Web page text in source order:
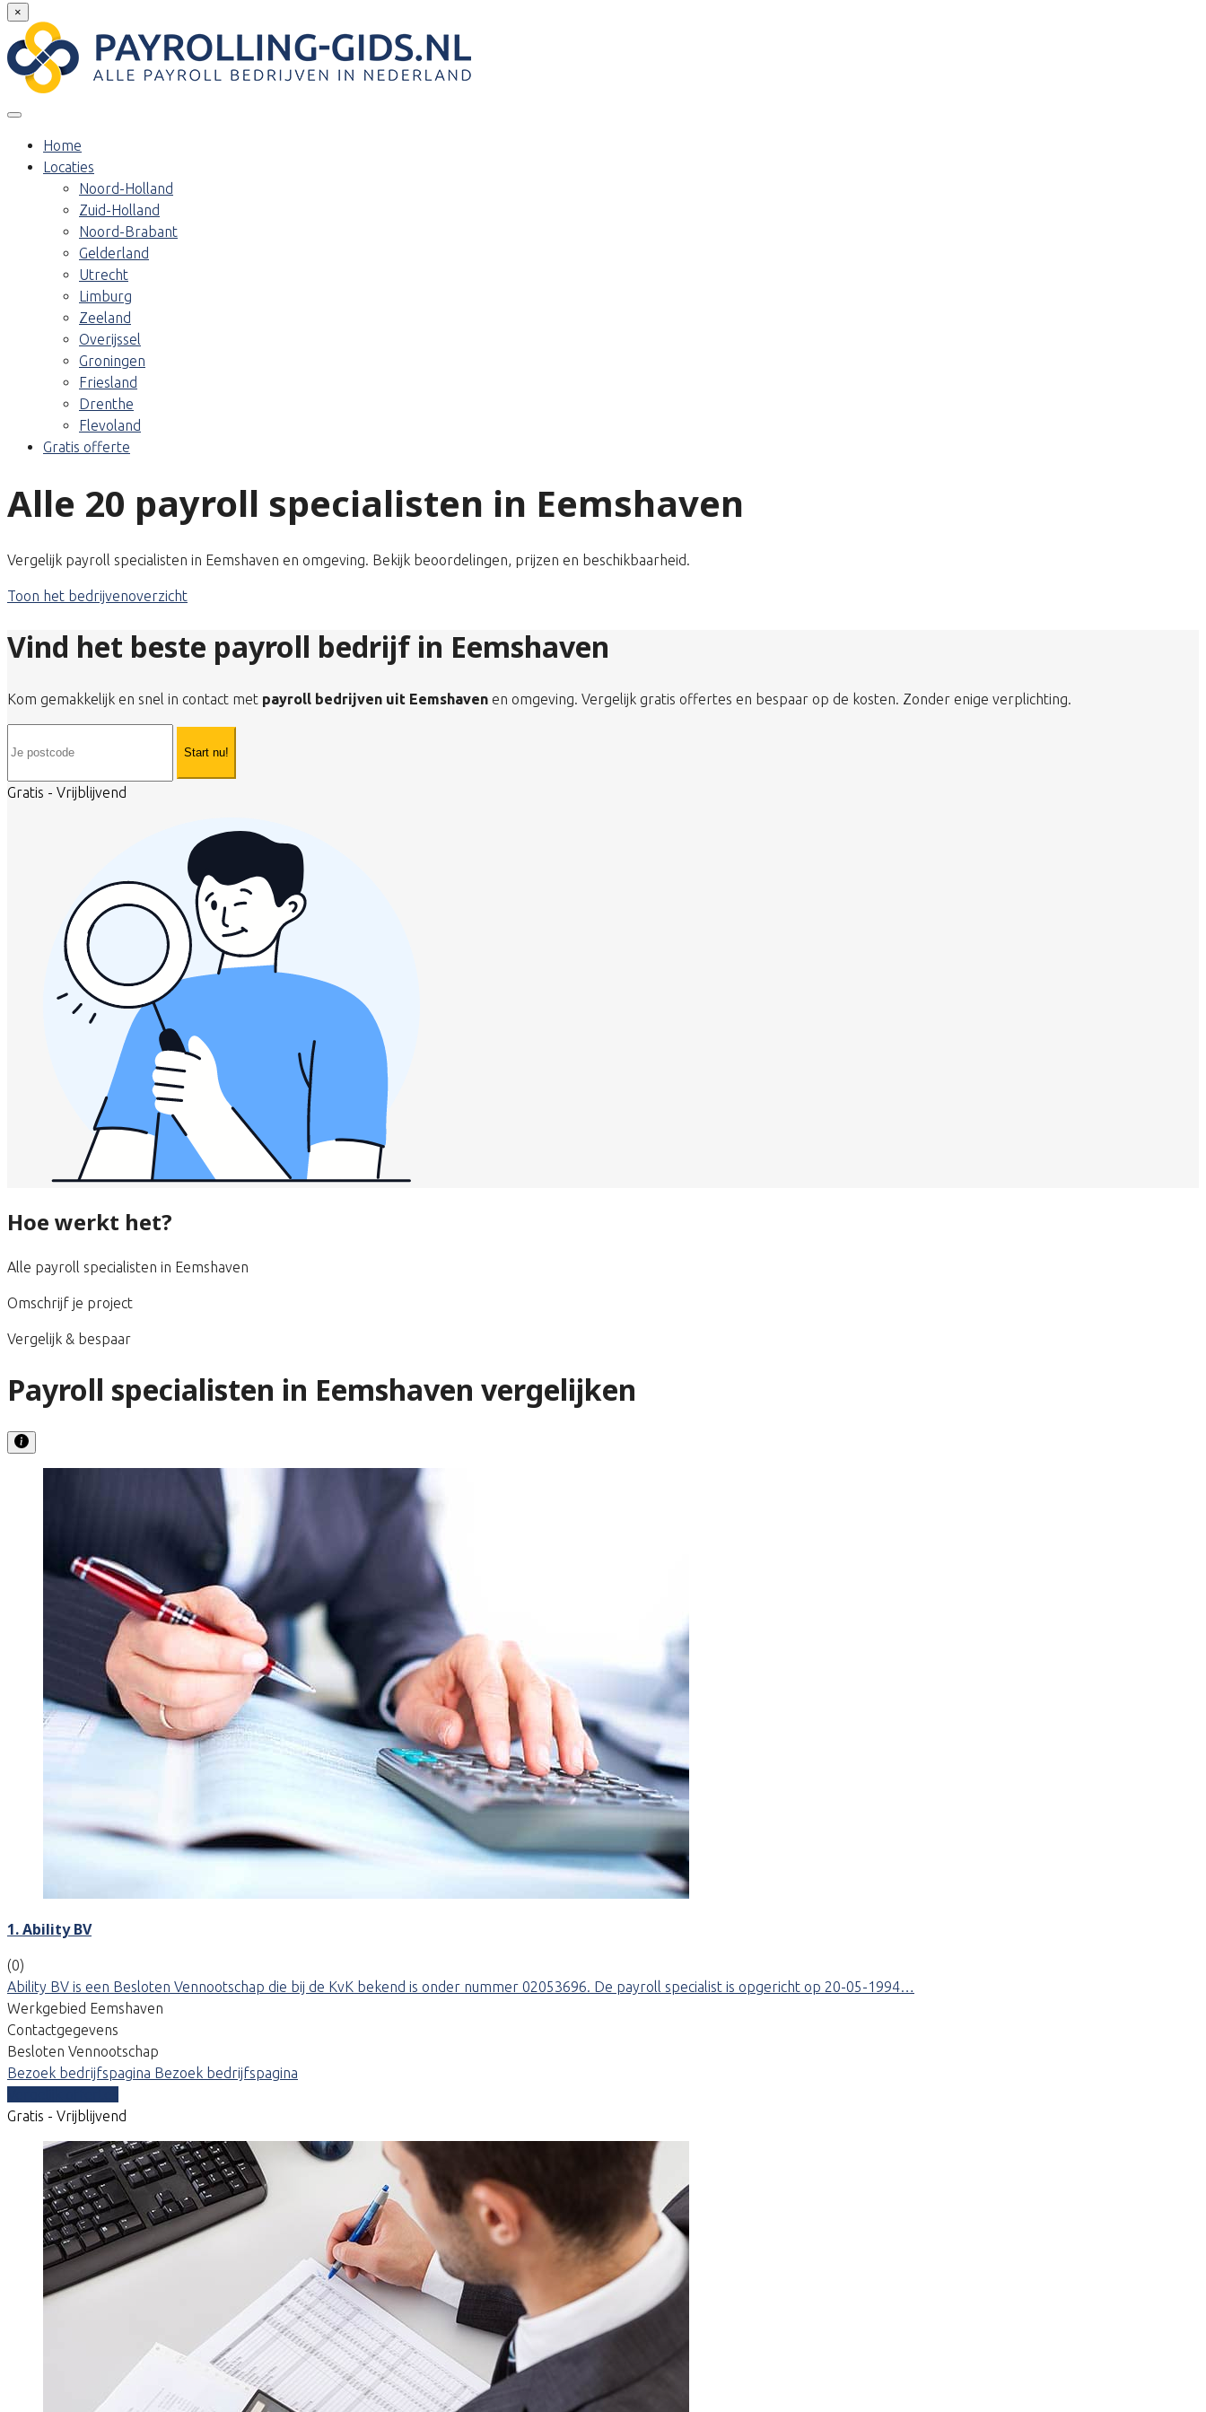
×
Home
Locaties
Noord-Holland
Zuid-Holland
Noord-Brabant
Gelderland
Utrecht
Limburg
Zeeland
Overijssel
Groningen
Friesland
Drenthe
Flevoland
Gratis offerte
Alle 20 payroll specialisten in Eemshaven
Vergelijk payroll specialisten in Eemshaven en omgeving. Bekijk beoordelingen, prijzen en beschikbaarheid.
Toon het bedrijvenoverzicht
Vind het beste payroll bedrijf in Eemshaven
Kom gemakkelijk en snel in contact met payroll bedrijven uit Eemshaven en omgeving. Vergelijk gratis offertes en bespaar op de kosten. Zonder enige verplichting.
Start nu!
Gratis - Vrijblijvend
Hoe werkt het?
Alle payroll specialisten in Eemshaven
Omschrijf je project
Vergelijk & bespaar
Payroll specialisten in Eemshaven vergelijken
1. Ability BV
(0)
Ability BV is een Besloten Vennootschap die bij de KvK bekend is onder nummer 02053696. De payroll specialist is opgericht op 20-05-1994…
Werkgebied Eemshaven
Contactgegevens
Besloten Vennootschap
Bezoek bedrijfspagina Bezoek bedrijfspagina
Gratis - Vrijblijvend